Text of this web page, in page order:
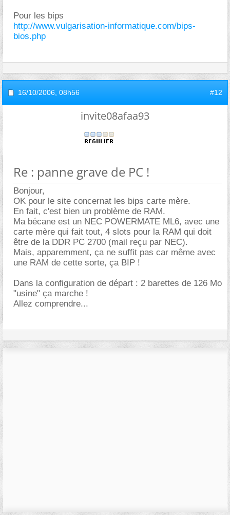
Pour les bips
http://www.vulgarisation-informatique.com/bips-
bios.php
16/10/2006, 08h56 #12
invite08afaa93
Re : panne grave de PC !
Bonjour,
OK pour le site concernat les bips carte mère.
En fait, c'est bien un problème de RAM.
Ma bécane est un NEC POWERMATE ML6, avec une
carte mère qui fait tout, 4 slots pour la RAM qui doit
être de la DDR PC 2700 (mail reçu par NEC).
Mais, apparemment, ça ne suffit pas car même avec
une RAM de cette sorte, ça BIP !
Dans la configuration de départ : 2 barettes de 126 Mo
"usine" ça marche !
Allez comprendre...